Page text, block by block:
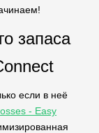
запаса
если в неё
- Easy